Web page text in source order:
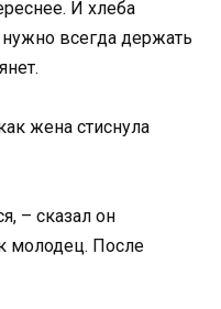
И хлеба
всегда держать
жена стиснула
– сказал он
молодец. После